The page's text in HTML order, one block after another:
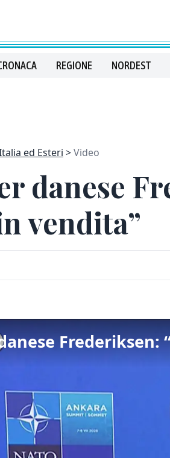
REGIONE NORDEST
ed Esteri Video
danese
vendita”
Frederiksen: